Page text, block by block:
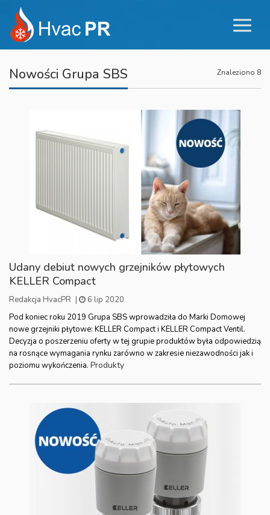
Nowości Grupa SBS Znaleziono 8
Udany debiut nowych grzejników płytowych
KELLER Compact
Redakcja HvacPR |
6 lip 2020
Pod koniec roku 2019 Grupa SBS wprowadziła do Marki Domowej
nowe grzejniki płytowe: KELLER Compact i KELLER Compact Ventil.
Decyzja o poszerzeniu oferty w tej grupie produktów była odpowiedzią
na rosnące wymagania rynku zarówno w zakresie niezawodności jak i
poziomu wykończenia. Produkty